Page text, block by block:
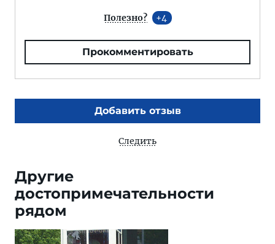
Полезно? 4
Прокомментировать
Добавить отзыв
Следить
Другие
достопримечательности
рядом